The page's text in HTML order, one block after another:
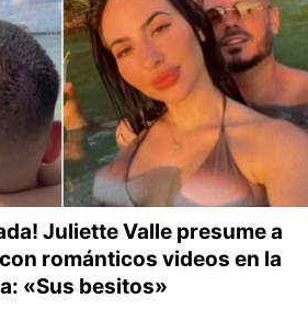
Juliette Valle presume a
románticos videos en la
«Sus besitos»